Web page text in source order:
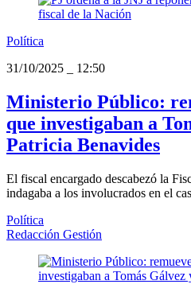
Política
31/10/2025
12:50
Ministerio Público:
que investigaban a
Patricia Benavides
El fiscal encargado descabezó la
indagaba a los involucrados en el
Política
Redacción Gestión